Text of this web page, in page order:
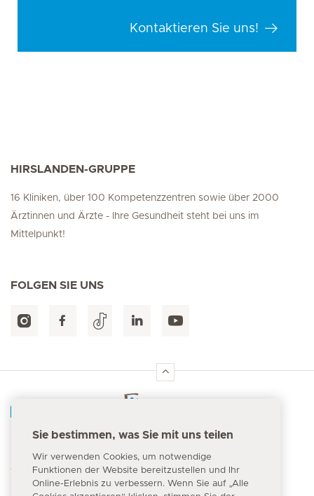
Kontaktieren Sie uns!
HIRSLANDEN-GRUPPE
16 Kliniken, über 100 Kompetenzzentren sowie über 2000
Ärztinnen und Ärzte - Ihre Gesundheit steht bei uns im
Mittelpunkt!
FOLGEN SIE UNS
144
Sie bestimmen, was Sie mit uns teilen
Wir verwenden Cookies, um notwendige
Funktionen der Website bereitzustellen und Ihr
Online-Erlebnis zu verbessern. Wenn Sie auf „Alle